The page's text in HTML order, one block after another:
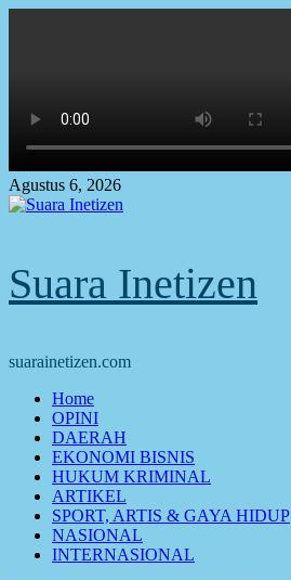
Agustus 6, 2026
Suara Inetizen
suarainetizen.com
Primary
Menu
Home
OPINI
DAERAH
EKONOMI BISNIS
HUKUM KRIMINAL
ARTIKEL
SPORT, ARTIS & GAYA HIDUP
NASIONAL
INTERNASIONAL